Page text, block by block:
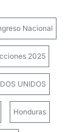
Nacional
2025
UNIDOS
Honduras